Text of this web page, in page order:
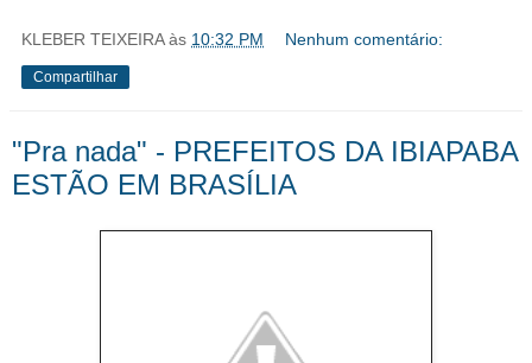
KLEBER TEIXEIRA às 10:32 PM Nenhum comentário:
Compartilhar
"Pra nada" - PREFEITOS DA IBIAPABA
ESTÃO EM BRASÍLIA